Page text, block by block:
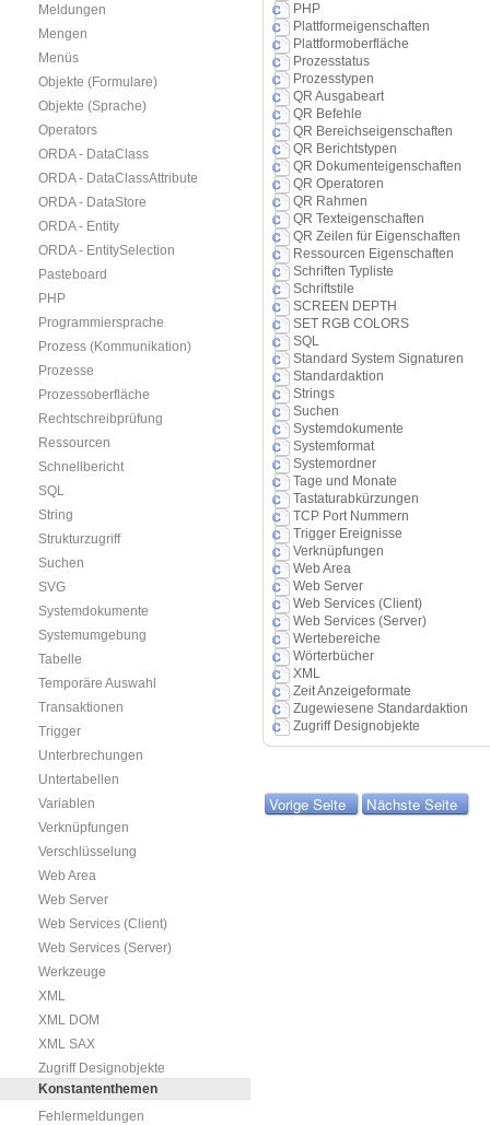
Meldungen
Mengen
Menüs
Objekte (Formulare)
Objekte (Sprache)
Operators
ORDA - DataClass
ORDA - DataClassAttribute
ORDA - DataStore
ORDA - Entity
ORDA - EntitySelection
Pasteboard
PHP
Programmiersprache
Prozess (Kommunikation)
Prozesse
Prozessoberfläche
Rechtschreibprüfung
Ressourcen
Schnellbericht
SQL
String
Strukturzugriff
Suchen
SVG
Systemdokumente
Systemumgebung
Tabelle
Temporäre Auswahl
Transaktionen
Trigger
Unterbrechungen
Untertabellen
Variablen
Verknüpfungen
Verschlüsselung
Web Area
Web Server
Web Services (Client)
Web Services (Server)
Werkzeuge
XML
XML DOM
XML SAX
Zugriff Designobjekte
Konstantenthemen
Fehlermeldungen
PHP
Plattformeigenschaften
Plattformoberfläche
Prozesstatus
Prozesstypen
QR Ausgabeart
QR Befehle
QR Bereichseigenschaften
QR Berichtstypen
QR Dokumenteigenschaften
QR Operatoren
QR Rahmen
QR Texteigenschaften
QR Zeilen für Eigenschaften
Ressourcen Eigenschaften
Schriften Typliste
Schriftstile
SCREEN DEPTH
SET RGB COLORS
SQL
Standard System Signaturen
Standardaktion
Strings
Suchen
Systemdokumente
Systemformat
Systemordner
Tage und Monate
Tastaturabkürzungen
TCP Port Nummern
Trigger Ereignisse
Verknüpfungen
Web Area
Web Server
Web Services (Client)
Web Services (Server)
Wertebereiche
Wörterbücher
XML
Zeit Anzeigeformate
Zugewiesene Standardaktion
Zugriff Designobjekte
Vorige Seite Nächste Seite